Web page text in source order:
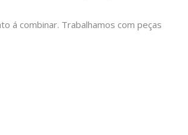
á combinar. Trabalhamos com peças